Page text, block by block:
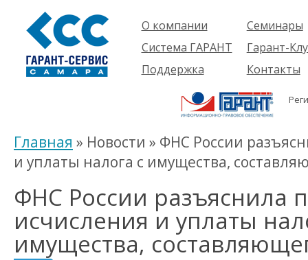
О компании
Компания
Проекты
Партнеры
Вакансии
Реквизиты
Информация
Система ГАРАНТ
О системе
решения
Комплекты
Новинки
История
Поддержка
Пользователям
Будущим
пользователям
Семинары
Об услуге
семинары
Гарант-
Контакты
Главная » Новости » ФНС России
и уплаты налога с имущества,
ФНС России разъяснила
исчисления и уплаты
имущества,